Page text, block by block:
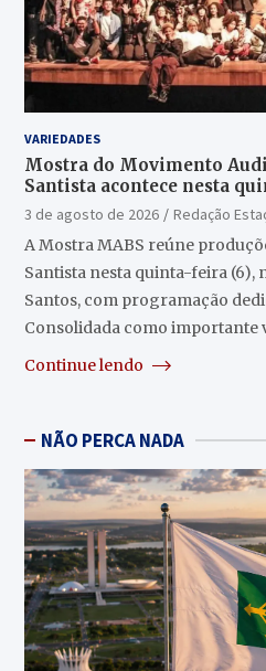
VARIEDADES
Mostra do Movimento
Santista acontece nesta
Guarany
3 de agosto de 2026
Redação
A Mostra MABS reúne
Santista nesta quinta-feira (6),
Santos, com programação
Consolidada como
Continue lendo
NÃO PERCA NADA